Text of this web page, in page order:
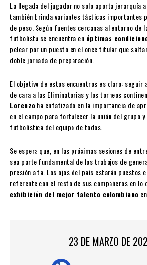
La llegada del jugador no solo aporta jerarquía
también brinda variantes tácticas importantes
de peso. Según fuentes cercanas al entorno de
futbolista se encuentra en óptimas
pelear por un puesto en el once titular que
doble jornada de preparación.
El objetivo de estos encuentros es claro: seguir
de cara a las Eliminatorias y los torneos
Lorenzo ha enfatizado en la importancia de
en el campo para fortalecer la unión del grupo
futbolística del equipo de todos.
Se espera que, en las próximas sesiones de
sea parte fundamental de los trabajos de
presión alta. Los ojos del país estarán puestos
referente con el resto de sus compañeros en lo
exhibición del mejor talento colombiano
23 DE MARZO DE